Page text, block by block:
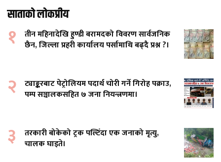
साताको लोकप्रीय
१
तीन महिनादेखि हुण्डी बरामदको विवरण सार्वजनिक
छैन, जिल्ला प्रहरी कार्यालय पर्सामाथि बढ्दै प्रश्न ?।
२
ट्याङ्करबाट पेट्रोलियम पदार्थ चोरी गर्ने गिरोह पक्राउ,
पम्प सञ्चालकसहित ७ जना नियन्त्रणमा।
३
तरकारी बोकेको ट्रक पल्टिँदा एक जनाको मृत्यु,
चालक घाइते।